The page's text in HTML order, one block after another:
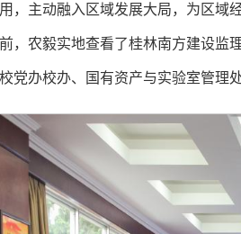
，主动融入区域发展大局，为区域
，农毅实地查看了桂林南方建设监
党办校办、国有资产与实验室管理